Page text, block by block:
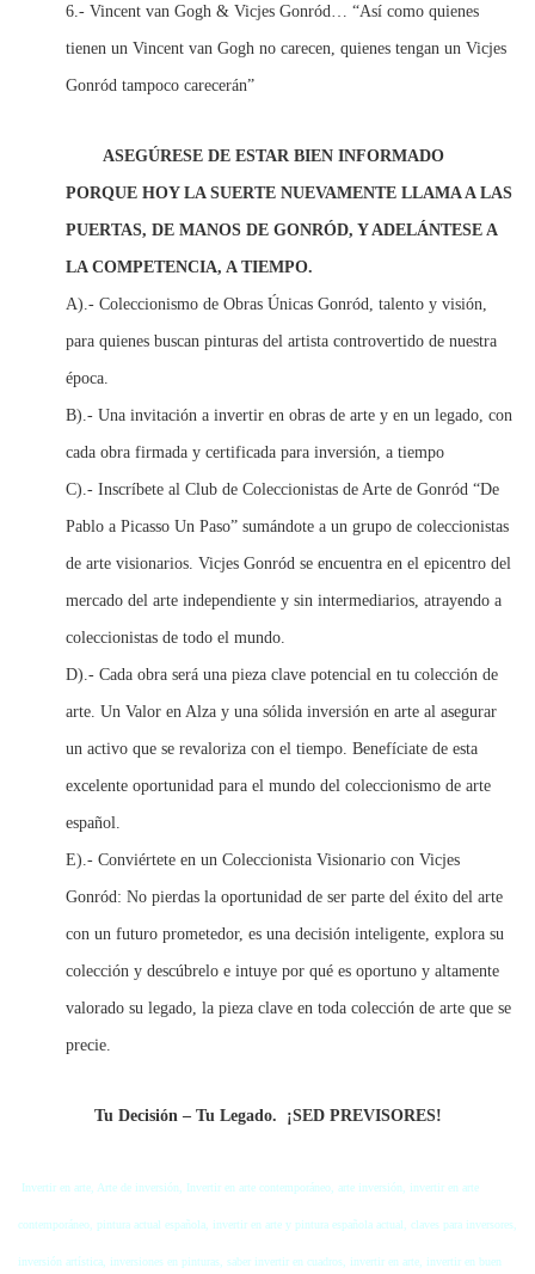
6.- Vincent van Gogh & Vicjes Gonród… “Así como quienes
tienen un Vincent van Gogh no carecen, quienes tengan un Vicjes
Gonród tampoco carecerán”
ASEGÚRESE DE ESTAR BIEN INFORMADO
PORQUE HOY LA SUERTE NUEVAMENTE LLAMA A LAS
PUERTAS, DE MANOS DE GONRÓD, Y ADELÁNTESE A
LA COMPETENCIA, A TIEMPO.
A).- Coleccionismo de Obras Únicas Gonród, talento y visión,
para quienes buscan pinturas del artista controvertido de nuestra
época.
B).- Una invitación a invertir en obras de arte y en un legado, con
cada obra firmada y certificada para inversión, a tiempo
C).- Inscríbete al Club de Coleccionistas de Arte de Gonród “De
Pablo a Picasso Un Paso” sumándote a un grupo de coleccionistas
de arte visionarios. Vicjes Gonród se encuentra en el epicentro del
mercado del arte independiente y sin intermediarios, atrayendo a
coleccionistas de todo el mundo.
D).- Cada obra será una pieza clave potencial en tu colección de
arte. Un Valor en Alza y una sólida inversión en arte al asegurar
un activo que se revaloriza con el tiempo. Benefíciate de esta
excelente oportunidad para el mundo del coleccionismo de arte
español.
E).- Conviértete en un Coleccionista Visionario con Vicjes
Gonród: No pierdas la oportunidad de ser parte del éxito del arte
con un futuro prometedor, es una decisión inteligente, explora su
colección y descúbrelo e intuye por qué es oportuno y altamente
valorado su legado, la pieza clave en toda colección de arte que se
precie.
Tu Decisión – Tu Legado. ¡SED PREVISORES!
Invertir en arte, Arte de inversión, Invertir en arte contemporáneo, arte inversión, invertir en arte
contemporáneo, pintura actual española, invertir en arte y pintura española actual, claves para inversores,
inversión artística, inversiones en pinturas, saber invertir en cuadros, invertir en arte, invertir en buen